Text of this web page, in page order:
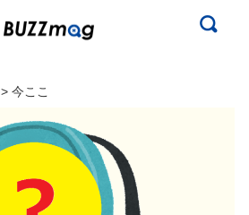
> 今ここ